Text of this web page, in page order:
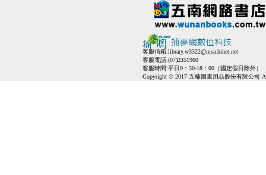
客服信箱:library.w3322@msa.hinet.net
客服電話:(07)2351960
客服時間:平日9：30-18：00（國定假日除外）
Copyright © 2017 五楠圖書用品股份有限公司